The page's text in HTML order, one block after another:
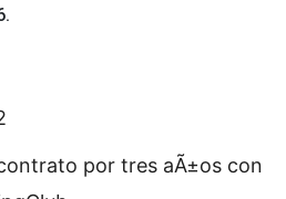
por tres aÃ±os con